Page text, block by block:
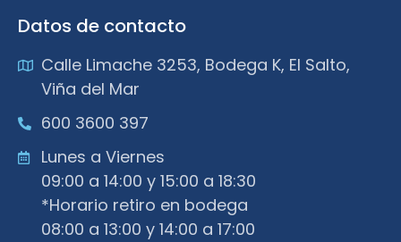
Datos de contacto
Calle Limache 3253, Bodega K, El Salto,
Viña del Mar
600 3600 397
Lunes a Viernes
09:00 a 14:00 y 15:00 a 18:30
*Horario retiro en bodega
08:00 a 13:00 y 14:00 a 17:00